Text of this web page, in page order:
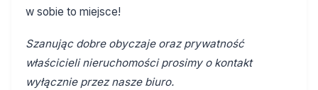
w sobie to miejsce!
Szanując dobre obyczaje oraz prywatność
właścicieli nieruchomości prosimy o kontakt
wyłącznie przez nasze biuro.